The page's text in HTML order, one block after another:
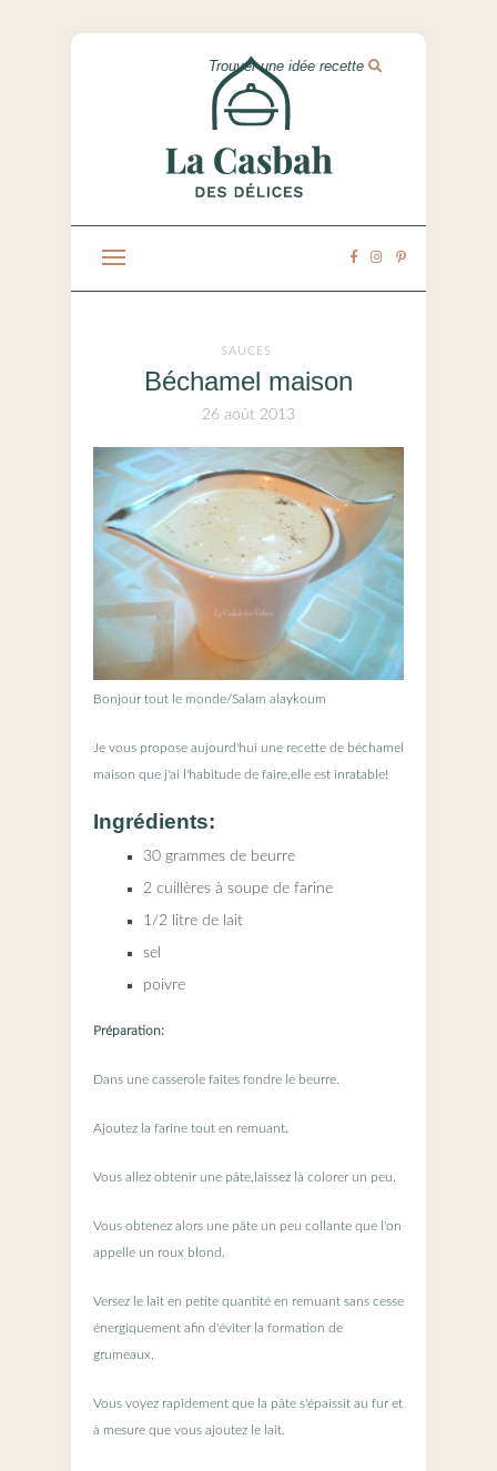
SAUCES
Béchamel maison
26 août 2013
Bonjour tout le monde/Salam alaykoum
Je vous propose aujourd'hui une recette de béchamel
maison que j'ai l'habitude de faire,elle est inratable!
Ingrédients:
30 grammes de beurre
2 cuillères à soupe de farine
1/2 litre de lait
sel
poivre
Préparation:
Dans une casserole faites fondre le beurre.
Ajoutez la farine tout en remuant.
Vous allez obtenir une pâte,laissez là colorer un peu.
Vous obtenez alors une pâte un peu collante que l'on
appelle un roux blond.
Versez le lait en petite quantité en remuant sans cesse
énergiquement afin d'éviter la formation de
grumeaux.
Vous voyez rapidement que la pâte s'épaissit au fur et
à mesure que vous ajoutez le lait.